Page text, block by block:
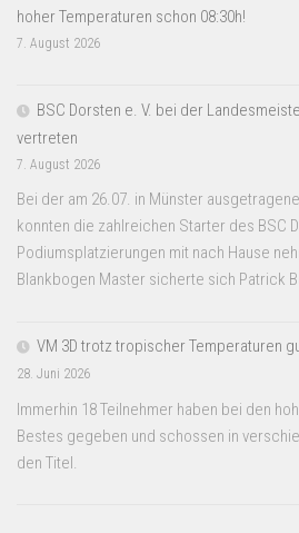
hoher Temperaturen schon 08:30h!
7. August 2026
BSC Dorsten e. V. bei der
vertreten
7. August 2026
Bei der am 26.07. in Münster
konnten die zahlreichen Starter des BSC
Podiumsplatzierungen mit nach Hause
Blankbogen Master sicherte sich Patrick
VM 3D trotz tropischer Temperaturen
28. Juni 2026
Immerhin 18 Teilnehmer haben bei den
Bestes gegeben und schossen in
den Titel.